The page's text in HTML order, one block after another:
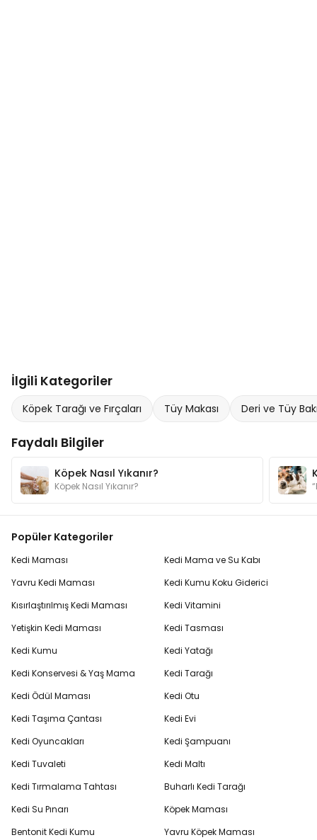
İlgili Kategoriler
Köpek Tarağı ve Fırçaları Tüy Makası Deri ve Tüy
Faydalı Bilgiler
Köpek Nasıl Yıkanır?
Köpek Nasıl Yıkanır?
Popüler Kategoriler
Kedi Maması
Yavru Kedi Maması
Kısırlaştırılmış Kedi Maması
Yetişkin Kedi Maması
Kedi Kumu
Kedi Konservesi & Yaş Mama
Kedi Ödül Maması
Kedi Taşıma Çantası
Kedi Oyuncakları
Kedi Tuvaleti
Kedi Tırmalama Tahtası
Kedi Su Pınarı
Bentonit Kedi Kumu
Kedi Mama ve Su Kabı
Kedi Kumu Koku Giderici
Kedi Vitamini
Kedi Tasması
Kedi Yatağı
Kedi Tarağı
Kedi Otu
Kedi Evi
Kedi Şampuanı
Kedi Maltı
Buharlı Kedi Tarağı
Köpek Maması
Yavru Köpek Maması